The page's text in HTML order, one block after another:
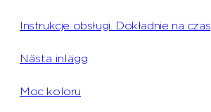
Instrukcje obsługi. Dokładnie na czas
Nästa inlägg
Moc koloru